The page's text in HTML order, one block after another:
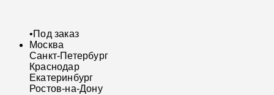
•Под заказ
Москва
Санкт-Петербург
Краснодар
Екатеринбург
Ростов-на-Дону